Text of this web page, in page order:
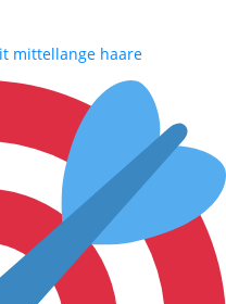
mittellange haare